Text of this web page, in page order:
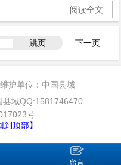
阅读全文
跳页 下一页
护单位：中国县域
域QQ:1581746470
号
到顶部】
留言